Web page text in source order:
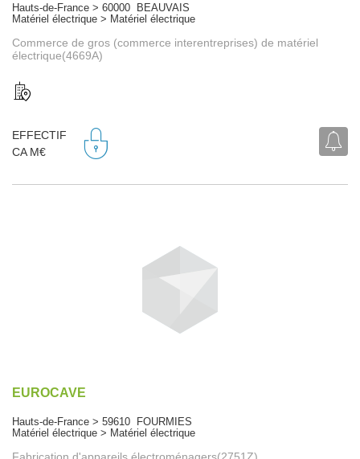
Hauts-de-France > 60000 BEAUVAIS
Matériel électrique > Matériel électrique
Commerce de gros (commerce interentreprises) de matériel
électrique(4669A)
EFFECTIF
CA M€
EUROCAVE
Hauts-de-France > 59610 FOURMIES
Matériel électrique > Matériel électrique
Fabrication d'appareils électroménagers(2751Z)